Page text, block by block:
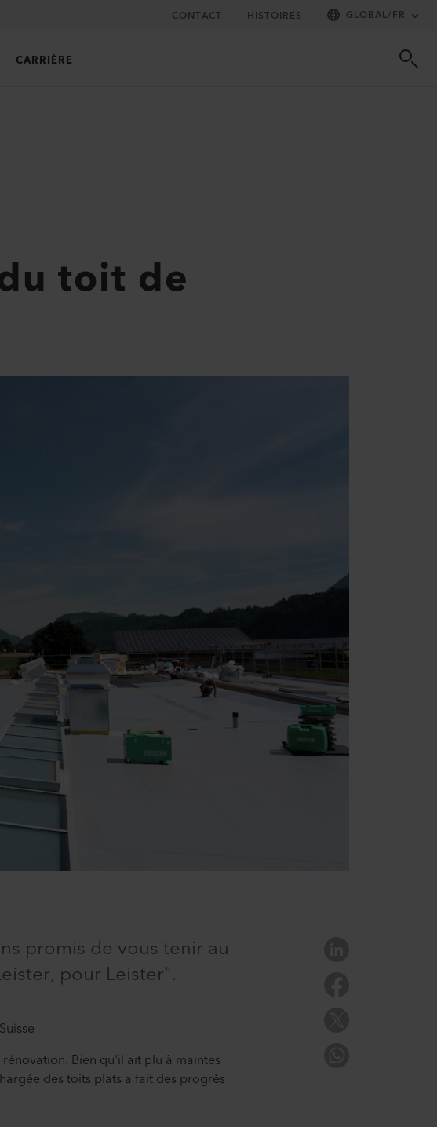
CONTACT HISTOIRES GLOBAL/FR
CARRIÈRE
toit de
promis de vous tenir au
pour Leister".
Bien qu'il ait plu à maintes
des toits plats a fait des progrès